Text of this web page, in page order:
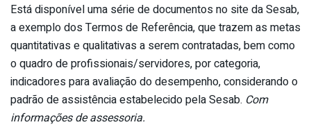
Está disponível uma série de documentos no site da Sesab,
a exemplo dos Termos de Referência, que trazem as metas
quantitativas e qualitativas a serem contratadas, bem como
o quadro de profissionais/servidores, por categoria,
indicadores para avaliação do desempenho, considerando o
padrão de assistência estabelecido pela Sesab. Com
informações de assessoria.